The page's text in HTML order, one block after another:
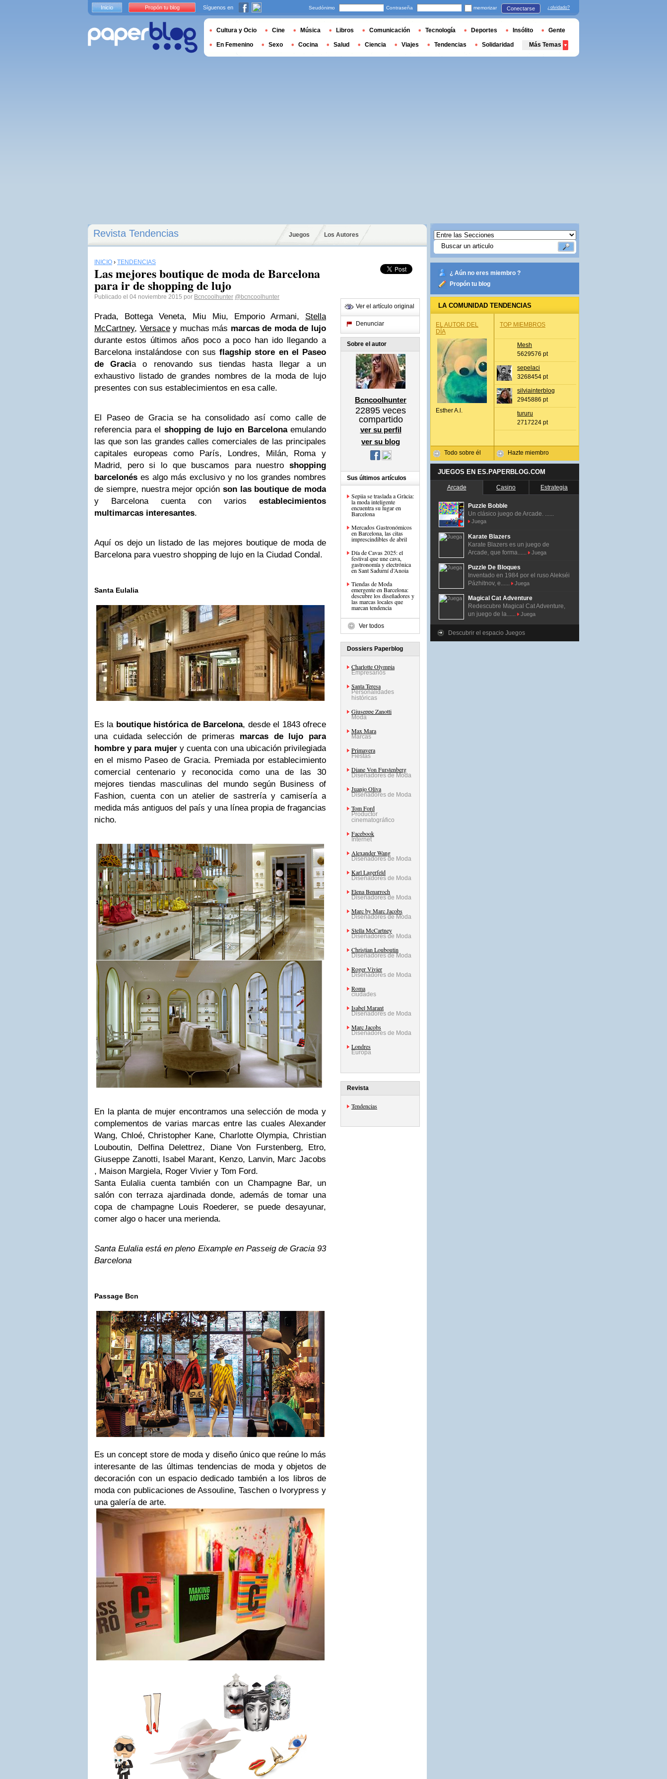
Revista Tendencias Juegos Los Autores
INICIO › TENDENCIAS
Las mejores boutique de moda de Barcelona
para ir de shopping de lujo
Publicado el 04 noviembre 2015 por Bcncoolhunter @bcncoolhunter
Prada, Bottega Veneta, Miu Miu, Emporio Armani, Stella
McCartney, Versacey muchas más marcas de moda de lujo
durante estos últimos años poco a poco han ido llegando a
Barcelona instalándose con sus flagship store en el Paseo
de Gracia o renovando sus tiendas hasta llegar a un
exhaustivo listado de grandes nombres de la moda de lujo
presentes con sus establecimientos en esa calle.
El Paseo de Gracia se ha consolidado así como calle de
referencia para el shopping de lujo en Barcelonaemulando
las que son las grandes calles comerciales de las principales
capitales europeas como París, Londres, Milán, Roma y
Madrid, pero si lo que buscamos para nuestro shopping
barcelonés es algo más exclusivo y no los grandes nombres
de siempre, nuestra mejor opción son las boutique de moda
y Barcelona cuenta con varios establecimientos
multimarcas interesantes.
Aquí os dejo un listado de las mejores boutique de moda de
Barcelona para vuestro shopping de lujo en la Ciudad Condal.
Santa Eulalia
Es la boutique histórica de Barcelona, desde el 1843 ofrece
una cuidada selección de primeras marcas de lujo para
hombre y para mujery cuenta con una ubicación privilegiada
en el mismo Paseo de Gracia. Premiada por establecimiento
comercial centenario y reconocida como una de las 30
mejores tiendas masculinas del mundo según Business of
Fashion, cuenta con un atelier de sastrería y camisería a
medida más antiguos del país y una línea propia de fragancias
nicho.
En la planta de mujer encontramos una selección de moda y
complementos de varias marcas entre las cuales Alexander
Wang, Chloé, Christopher Kane, Charlotte Olympia, Christian
Louboutin, Delfina Delettrez, Diane Von Furstenberg, Etro,
Giuseppe Zanotti, Isabel Marant, Kenzo, Lanvin, Marc Jacobs
, Maison Margiela, Roger Vivier y Tom Ford.
Santa Eulalia cuenta también con un Champagne Bar, un
salón con terraza ajardinada donde, además de tomar una
copa de champagne Louis Roederer, se puede desayunar,
comer algo o hacer una merienda.
Santa Eulalia está en pleno Eixample en Passeig de Gracia 93
Barcelona
Passage Bcn
Es un concept store de moda y diseño único que reúne lo más
interesante de las últimas tendencias de moda y objetos de
decoración con un espacio dedicado también a los libros de
moda con publicaciones de Assouline, Taschen o Ivorypress y
una galería de arte.
Ver el artículo original
Denunciar
Sobre el autor
Bcncoolhunter
22895 veces
compartido
ver su perfil
ver su blog
Sus últimos artículos
Sepiia se traslada a Gràcia:
la moda inteligente
encuentra su lugar en
Barcelona
Mercados Gastronómicos
en Barcelona, las citas
imprescindibles de abril
Día de Cavas 2025: el
festival que une cava,
gastronomía y electrónica
en Sant Sadurní d’Anoia
Tiendas de Moda
emergente en Barcelona:
descubre los diseñadores y
las marcas locales que
marcan tendencia
Ver todos
Dossiers Paperblog
Charlotte Olympia
Empresarios
Santa Teresa
Personalidades
históricas
Giuseppe Zanotti
Moda
Max Mara
Marcas
Primavera
Fiestas
Diane Von Furstenberg
Diseñadores de Moda
Juanjo Oliva
Diseñadores de Moda
Tom Ford
Productor
cinematográfico
Facebook
Internet
Alexander Wang
Diseñadores de Moda
Karl Lagerfeld
Diseñadores de Moda
Elena Benarroch
Diseñadores de Moda
Marc by Marc Jacobs
Diseñadores de Moda
Stella McCartney
Diseñadores de Moda
Christian Louboutin
Diseñadores de Moda
Roger Vivier
Diseñadores de Moda
Roma
ciudades
Isabel Marant
Diseñadores de Moda
Marc Jacobs
Diseñadores de Moda
Londres
Europa
Revista
Tendencias
¿ Aún no eres miembro ?
Propón tu blog
LA COMUNIDAD TENDENCIAS
EL AUTOR DEL
DÍA
Esther A.l.
Todo sobre él
TOP MIEMBROS
Mesh
5629576 pt
sepelaci
3268454 pt
silviainterblog
2945886 pt
tururu
2717224 pt
Hazte miembro
JUEGOS EN ES.PAPERBLOG.COM
Arcade Casino Estrategia
Puzzle Bobble
Un clásico juego de Arcade. ......
Juega
Karate Blazers
Karate Blazers es un juego de
Arcade, que forma......
Juega
Puzzle De Bloques
Inventado en 1984 por el ruso Alekséi
Pázhitnov, e......
Juega
Magical Cat Adventure
Redescubre Magical Cat Adventure,
un juego de la......
Juega
Descubrir el espacio Juegos
Inicio Propón tu blog Síguenos en Seudónimo Contraseña memorizar Conectarse ¿olvidado?
Cultura y Ocio Cine Música Libros Comunicación Tecnología Deportes Insólito Gente
En Femenino Sexo Cocina Salud Ciencia Viajes Tendencias Solidaridad Más Temas